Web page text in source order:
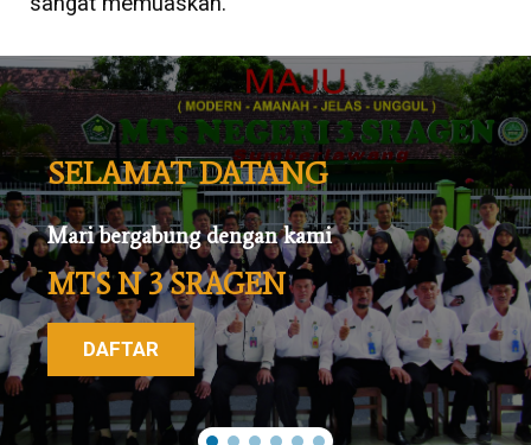
SELAMAT DATANG
Mari bergabung dengan kami
MTS N 3 SRAGEN
DAFTAR